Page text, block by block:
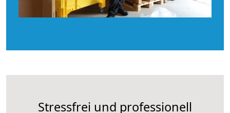
Stressfrei und professionell